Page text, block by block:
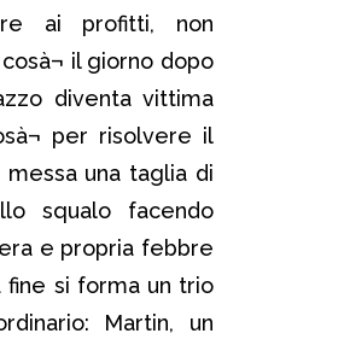
ai profitti, non
il giorno dopo
diventa vittima
per risolvere il
una taglia di
squalo facendo
e propria febbre
fine si forma un trio
Martin, un